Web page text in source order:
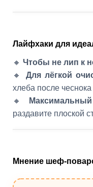
Лайфхаки для
🔸 Чтобы не лип к
🔸 Для лёгкой
хлеба после чеснока
🔸
раздавите плоской
Мнение шеф-